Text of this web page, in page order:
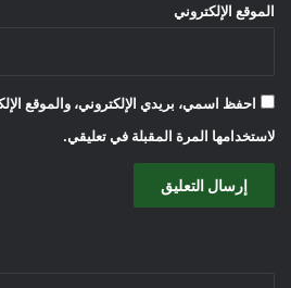
الموقع الإلكتروني
احفظ اسمي، بريدي الإلكتروني، والموقع
لاستخدامها المرة المقبلة في تعليقي.